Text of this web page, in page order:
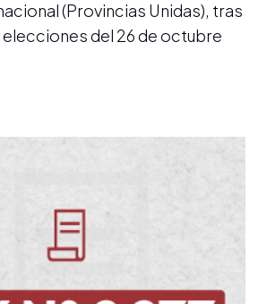
(Provincias Unidas), tras
del 26 de octubre